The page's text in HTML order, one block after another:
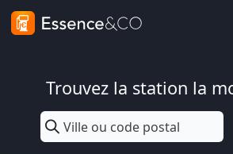
Trouvez la station la